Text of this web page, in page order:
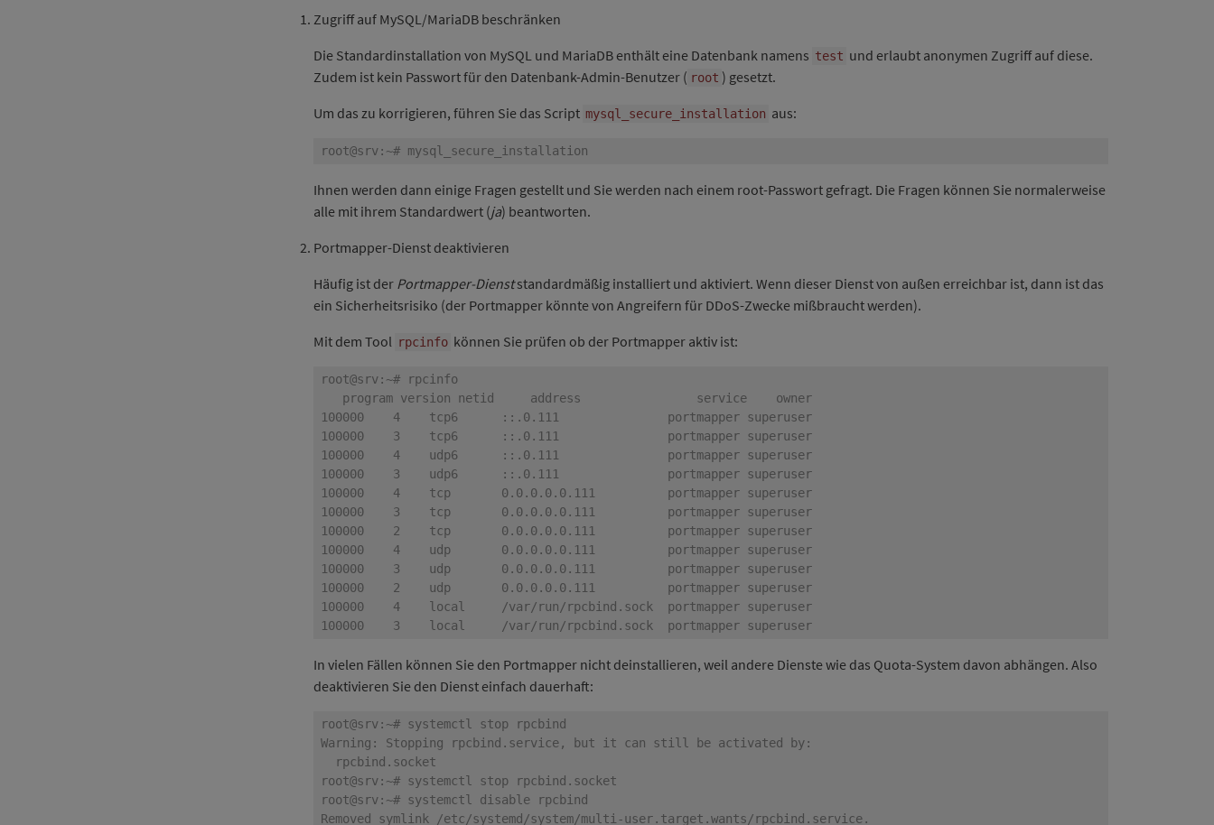
Zugriff auf MySQL/MariaDB beschränken
Die Standardinstallation von MySQL und MariaDB enthält eine Datenbank namens test und erlaubt anonymen Zugriff auf diese.
Zudem ist kein Passwort für den Datenbank-Admin-Benutzer ( root ) gesetzt.
Um das zu korrigieren, führen Sie das Script mysql_secure_installation aus:
Ihnen werden dann einige Fragen gestellt und Sie werden nach einem root-Passwort gefragt. Die Fragen können Sie normalerweise
alle mit ihrem Standardwert (ja) beantworten.
Portmapper-Dienst deaktivieren
Häufig ist der Portmapper-Dienststandardmäßig installiert und aktiviert. Wenn dieser Dienst von außen erreichbar ist, dann ist das
ein Sicherheitsrisiko (der Portmapper könnte von Angreifern für DDoS-Zwecke mißbraucht werden).
Mit dem Tool rpcinfo können Sie prüfen ob der Portmapper aktiv ist:
In vielen Fällen können Sie den Portmapper nicht deinstallieren, weil andere Dienste wie das Quota-System davon abhängen. Also
deaktivieren Sie den Dienst einfach dauerhaft: